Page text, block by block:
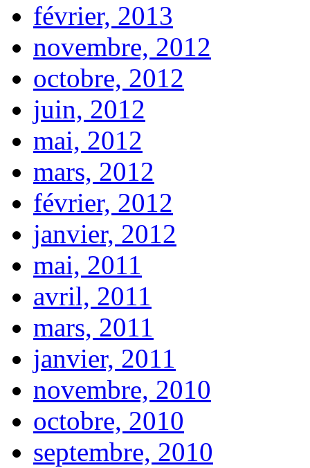
février, 2013
novembre, 2012
octobre, 2012
juin, 2012
mai, 2012
mars, 2012
février, 2012
janvier, 2012
mai, 2011
avril, 2011
mars, 2011
janvier, 2011
novembre, 2010
octobre, 2010
septembre, 2010